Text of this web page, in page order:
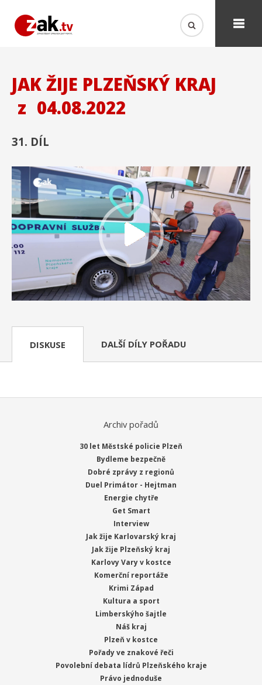
JAK ŽIJE PLZEŇSKÝ KRAJ
z 04.08.2022
31. DÍL
DISKUSE DALŠÍ DÍLY POŘADU
Archiv pořadů
30 let Městské policie Plzeň
Bydleme bezpečně
Dobré zprávy z regionů
Duel Primátor - Hejtman
Energie chytře
Get Smart
Interview
Jak žije Karlovarský kraj
Jak žije Plzeňský kraj
Karlovy Vary v kostce
Komerční reportáže
Krimi Západ
Kultura a sport
Limberskýho šajtle
Náš kraj
Plzeň v kostce
Pořady ve znakové řeči
Povolební debata lídrů Plzeňského kraje
Právo jednoduše